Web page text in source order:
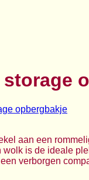
aan een
wolk is de ideale
verborgen